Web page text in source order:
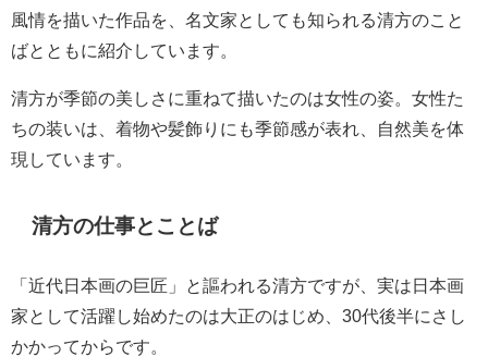
風情を描いた作品を、名文家としても知られる清方のこと
ばとともに紹介しています。
清方が季節の美しさに重ねて描いたのは女性の姿。女性た
ちの装いは、着物や髪飾りにも季節感が表れ、自然美を体
現しています。
清方の仕事とことば
「近代日本画の巨匠」と謳われる清方ですが、実は日本画
家として活躍し始めたのは大正のはじめ、30代後半にさし
かかってからです。